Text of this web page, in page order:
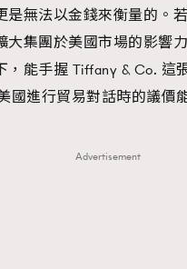
是無法以金錢來衡量的。
大集團於美國市場的影響
，能手握 Tiffany & Co. 這
國進行貿易對話時的議價
Advertisement